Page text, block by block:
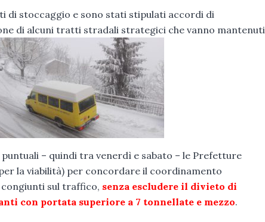
di stoccaggio e sono stati stipulati accordi di
di alcuni tratti stradali strategici che vanno mantenuti
– quindi tra venerdì e sabato – le Prefetture
la viabilità) per concordare il coordinamento
sul traffico, senza escludere il divieto di
con portata superiore a 7 tonnellate e mezzo.